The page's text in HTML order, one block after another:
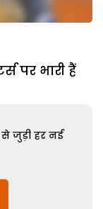
पर भारी हैं
जुड़ी हर नई